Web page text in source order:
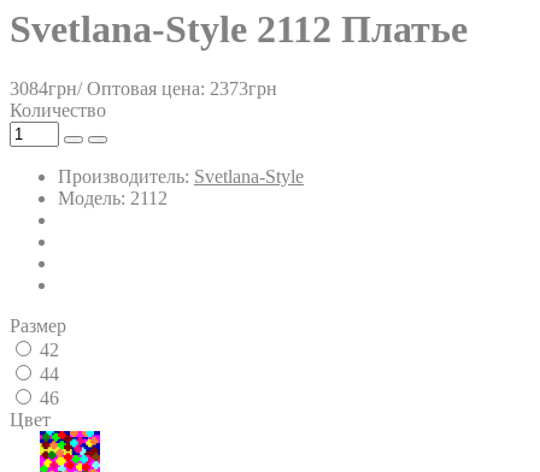
Svetlana-Style 2112 Платье
3084грн/ Оптовая цена: 2373грн
Количество
Производитель: Svetlana-Style
Модель: 2112
Размер
42
44
46
Цвет